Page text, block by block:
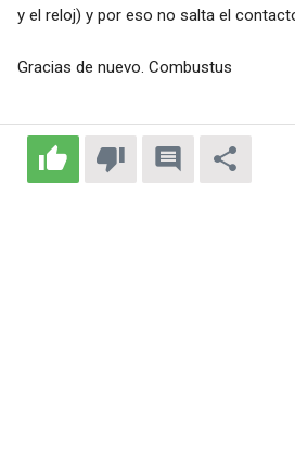
y el reloj) y por eso no salta el
Gracias de nuevo. Combustus